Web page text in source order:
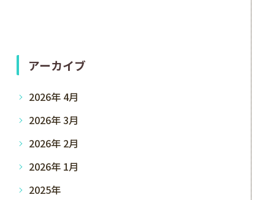
アーカイブ
2026年 4月
2026年 3月
2026年 2月
2026年 1月
2025年